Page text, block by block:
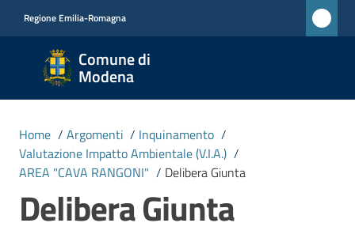
Regione Emilia-Romagna
Comune di
Modena
Comune
di
Modena
CIVICA
MONET
Amministrazione
Home / Argomenti / Inquinamento /
Valutazione Impatto Ambientale (V.I.A.) /
AREA "CAVA RANGONI" / Delibera Giunta
Delibera Giunta